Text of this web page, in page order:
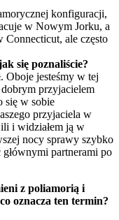
konfiguracji,
w Nowym Jorku, a
Connecticut, ale często
się poznaliście?
Oboje jesteśmy w tej
dobrym przyjacielem
się w sobie
przyjaciela w
i widziałem ją w
nocy sprawy szybko
partnerami po
z poliamorią i
oznacza ten termin?